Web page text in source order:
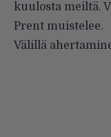
kuulosta meiltä.
Prent muistelee.
Välillä